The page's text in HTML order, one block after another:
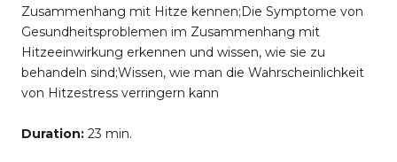
Zusammenhang mit Hitze kennen;Die Symptome von
Gesundheitsproblemen im Zusammenhang mit
Hitzeeinwirkung erkennen und wissen, wie sie zu
behandeln sind;Wissen, wie man die Wahrscheinlichkeit
von Hitzestress verringern kann
Duration: 23 min.